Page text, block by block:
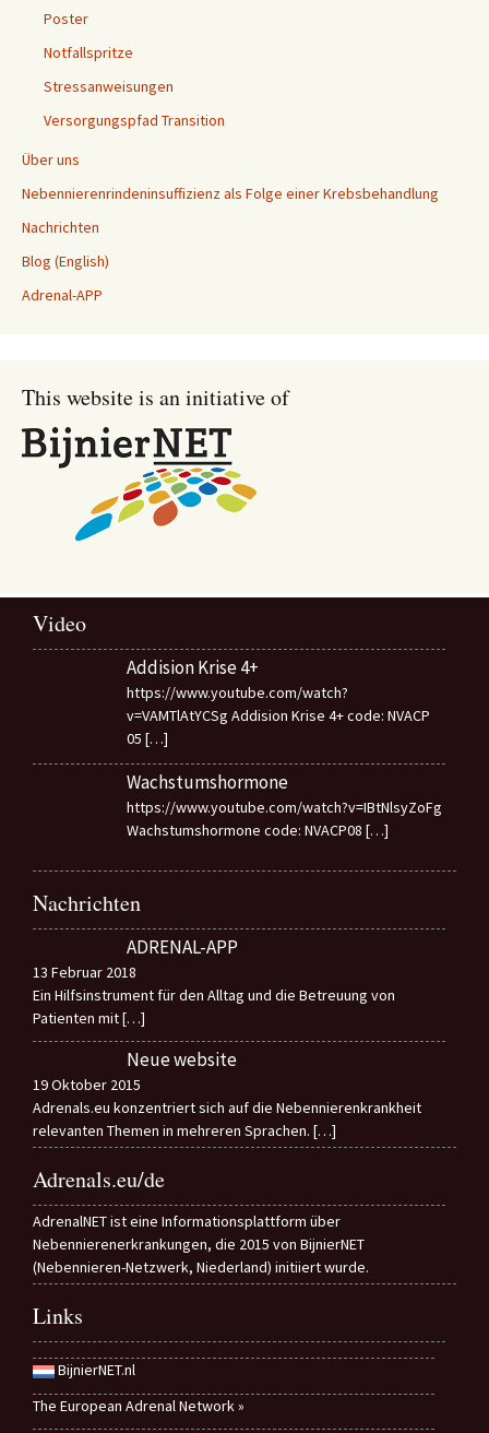
Poster
Notfallspritze
Stressanweisungen
Versorgungspfad Transition
Über uns
Nebennierenrindeninsuffizienz als Folge einer Krebsbehandlung
Nachrichten
Blog (English)
Adrenal-APP
This website is an initiative of
Video
Addision Krise 4+
https://www.youtube.com/watch?
v=VAMTlAtYCSg Addision Krise 4+ code: NVACP
05 […]
Wachstumshormone
https://www.youtube.com/watch?v=IBtNlsyZoFg
Wachstumshormone code: NVACP08 […]
Nachrichten
ADRENAL-APP
13 Februar 2018
Ein Hilfsinstrument für den Alltag und die Betreuung von
Patienten mit[…]
Neue website
19 Oktober 2015
Adrenals.eu konzentriert sich auf die Nebennierenkrankheit
relevanten Themen in mehreren Sprachen. […]
Adrenals.eu/de
AdrenalNET ist eine Informationsplattform über
Nebennierenerkrankungen, die 2015 von BijnierNET
(Nebennieren-Netzwerk, Niederland) initiiert wurde.
Links
BijnierNET.nl
The European Adrenal Network »